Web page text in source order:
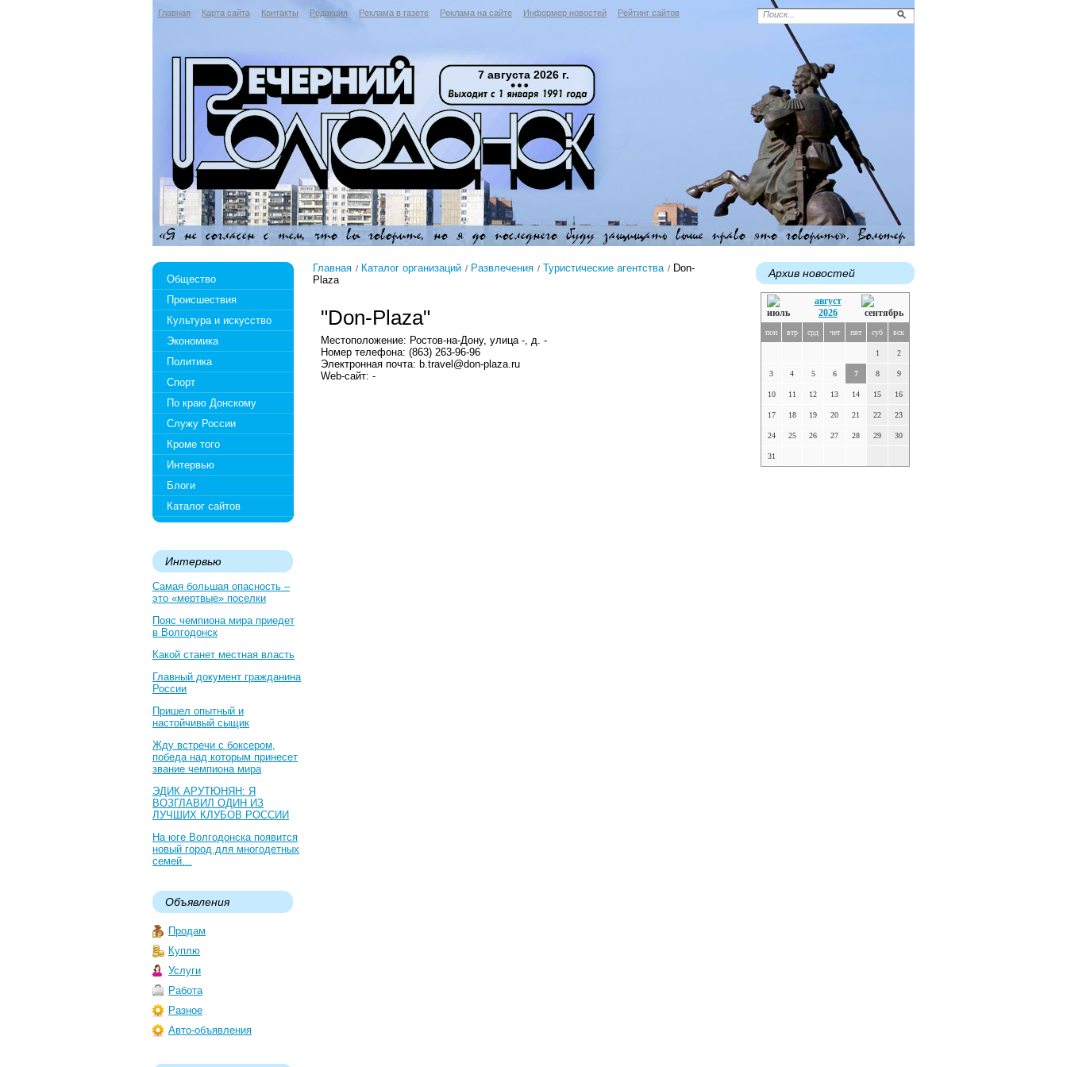
Главная Карта сайта Контакты Редакция Реклама в газете Реклама на сайте Информер новостей Рейтинг сайтов
7 августа 2026 г.
Общество
Происшествия
Культура и искусство
Экономика
Политика
Спорт
По краю Донскому
Служу России
Кроме того
Интервью
Блоги
Каталог сайтов
Интервью
Самая большая опасность –
это «мертвые» поселки
Пояс чемпиона мира приедет
в Волгодонск
Какой станет местная власть
Главный документ гражданина
России
Пришел опытный и
настойчивый сыщик
Жду встречи с боксером,
победа над которым принесет
звание чемпиона мира
ЭДИК АРУТЮНЯН: Я
ВОЗГЛАВИЛ ОДИН ИЗ
ЛУЧШИХ КЛУБОВ РОССИИ
На юге Волгодонска появится
новый город для многодетных
семей…
Объявления
Продам
Куплю
Услуги
Работа
Разное
Авто-объявления
Главная Каталог организаций Развлечения Туристические агентства
Don-
Plaza
"Don-Plaza"
Местоположение: Ростов-на-Дону, улица -, д. -
Номер телефона: (863) 263-96-96
Электронная почта: b.travel@don-plaza.ru
Web-сайт: -
Архив новостей
август
2026
пон втр срд чет пят суб вск
1 2
3 4 5 6 7 8 9
10 11 12 13 14 15 16
17 18 19 20 21 22 23
24 25 26 27 28 29 30
31